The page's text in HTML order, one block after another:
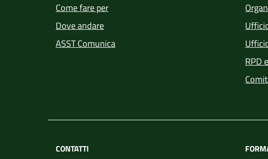
Come fare per
Dove andare
ASST Comunica
RPD
CONTATTI